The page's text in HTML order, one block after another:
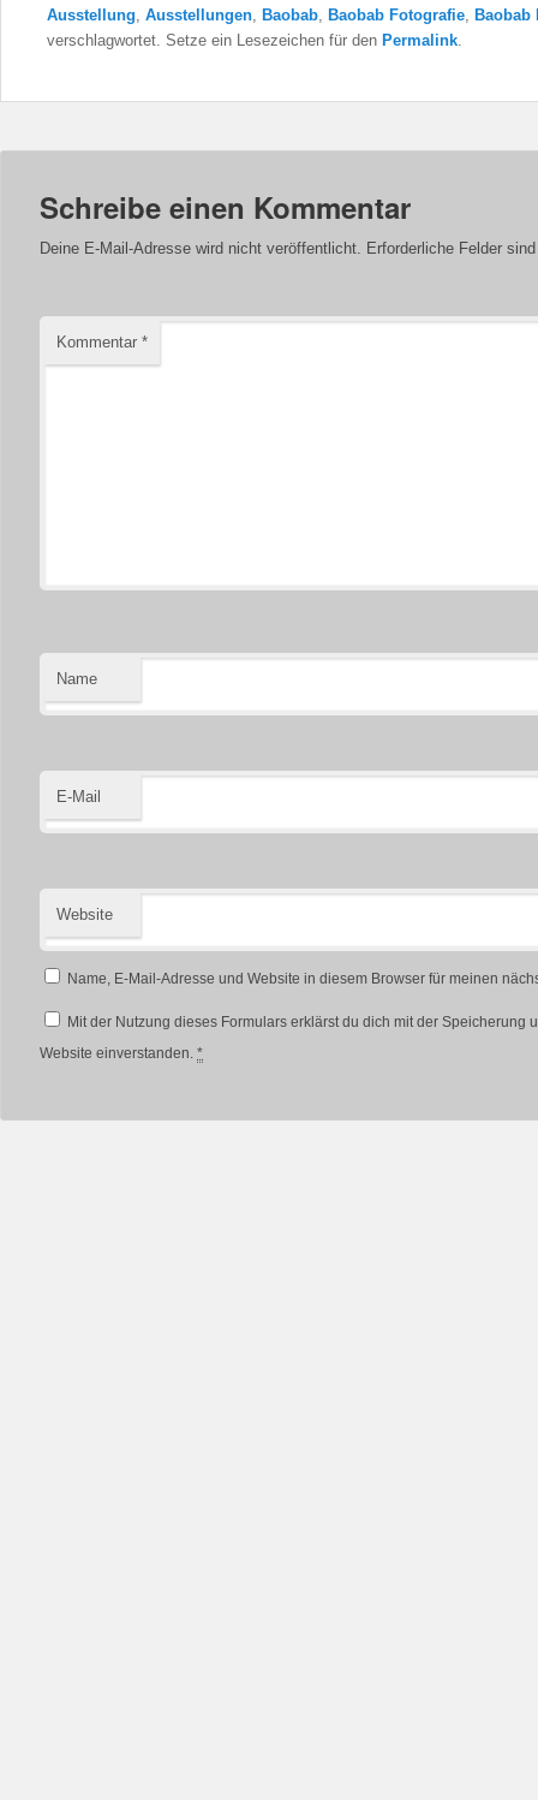
Ausstellung Ausstellungen Baobab Baobab Fotografie
Baobab
verschlagwortet. Setze ein Lesezeichen für den Permalink
Schreibe einen Kommentar
Deine E-Mail-Adresse wird nicht veröffentlicht. Erforderliche Felder
Kommentar *
Name
E-Mail
Website
Name, E-Mail-Adresse und Website in diesem Browser für meinen
Mit der Nutzung dieses Formulars erklärst du dich mit der Speicherung
Website einverstanden. *